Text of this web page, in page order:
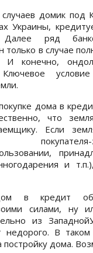
домик под
Украины,
ряд
в случае
И конечно,
Ключевое
дома в
что
Если
покупателя-
и
в кредит
силами, ну
из
В таком
постройку дома.